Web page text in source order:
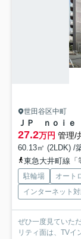
世田谷区中町
ＪＰ ｎｏｉｅ
27.2万円 管理/
60.13㎡ (2LDK) /
東急大井町線「
駐輪場 オート
インターネット
ぜひ一度見ていた
リティ面は、TVイ